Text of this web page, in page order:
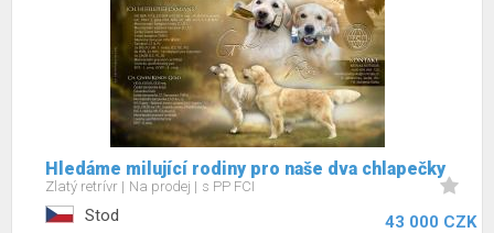
Hledáme milující rodiny pro naše dva chlapečky
Zlatý retrívr Na prodej s PP FCI
Stod 43 000 CZK